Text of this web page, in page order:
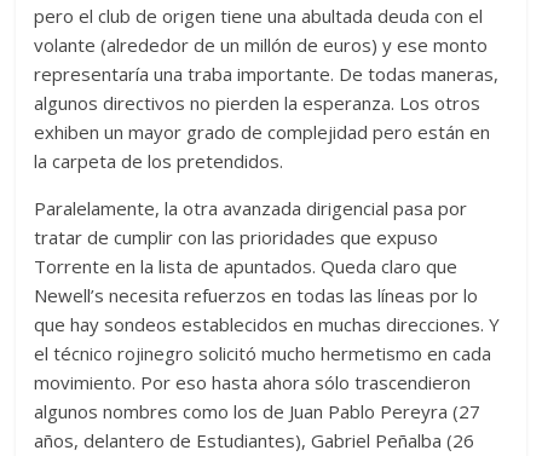
pero el club de origen tiene una abultada deuda con el
volante (alrededor de un millón de euros) y ese monto
representaría una traba importante. De todas maneras,
algunos directivos no pierden la esperanza. Los otros
exhiben un mayor grado de complejidad pero están en
la carpeta de los pretendidos.
Paralelamente, la otra avanzada dirigencial pasa por
tratar de cumplir con las prioridades que expuso
Torrente en la lista de apuntados. Queda claro que
Newell’s necesita refuerzos en todas las líneas por lo
que hay sondeos establecidos en muchas direcciones. Y
el técnico rojinegro solicitó mucho hermetismo en cada
movimiento. Por eso hasta ahora sólo trascendieron
algunos nombres como los de Juan Pablo Pereyra (27
años, delantero de Estudiantes), Gabriel Peñalba (26